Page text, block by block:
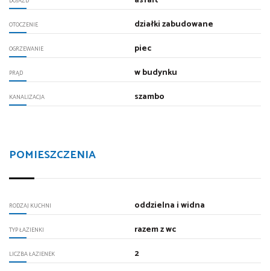
OTOCZENIE działki zabudowane
OGRZEWANIE piec
PRĄD w budynku
KANALIZACJA szambo
POMIESZCZENIA
RODZAJ KUCHNI oddzielna i widna
TYP ŁAZIENKI razem z wc
LICZBA ŁAZIENEK 2